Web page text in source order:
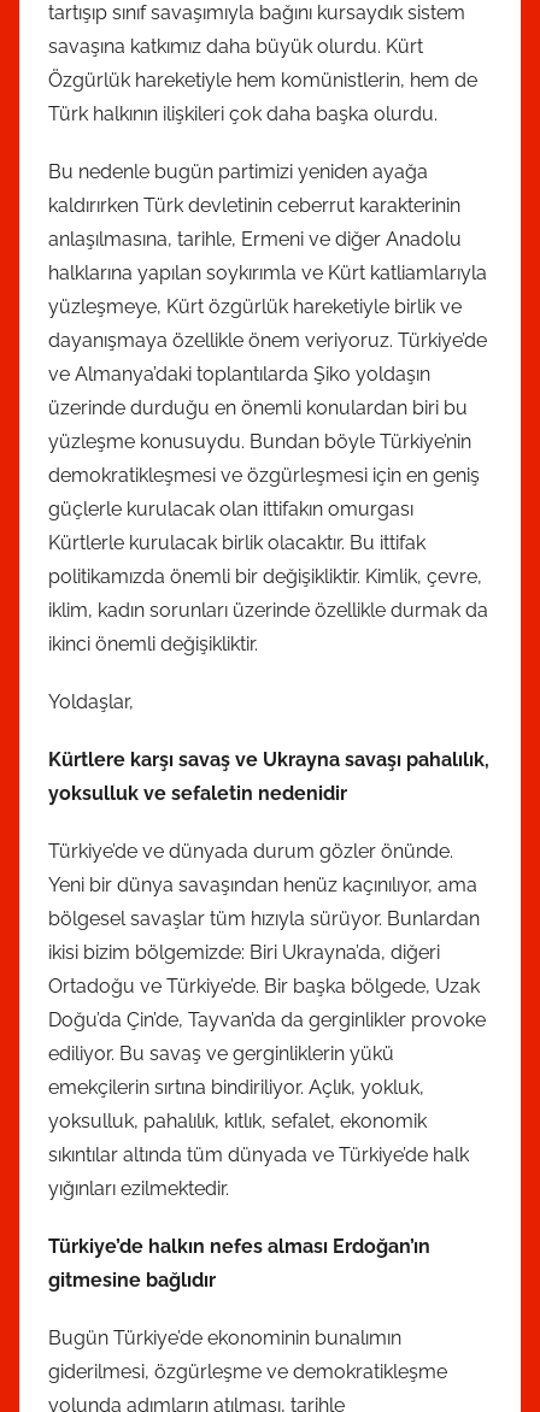
tartışıp sınıf savaşımıyla bağını kursaydık sistem
savaşına katkımız daha büyük olurdu. Kürt
Özgürlük hareketiyle hem komünistlerin, hem de
Türk halkının ilişkileri çok daha başka olurdu.
Bu nedenle bugün partimizi yeniden ayağa
kaldırırken Türk devletinin ceberrut karakterinin
anlaşılmasına, tarihle, Ermeni ve diğer Anadolu
halklarına yapılan soykırımla ve Kürt katliamlarıyla
yüzleşmeye, Kürt özgürlük hareketiyle birlik ve
dayanışmaya özellikle önem veriyoruz. Türkiye’de
ve Almanya’daki toplantılarda Şiko yoldaşın
üzerinde durduğu en önemli konulardan biri bu
yüzleşme konusuydu. Bundan böyle Türkiye’nin
demokratikleşmesi ve özgürleşmesi için en geniş
güçlerle kurulacak olan ittifakın omurgası
Kürtlerle kurulacak birlik olacaktır. Bu ittifak
politikamızda önemli bir değişikliktir. Kimlik, çevre,
iklim, kadın sorunları üzerinde özellikle durmak da
ikinci önemli değişikliktir.
Yoldaşlar,
Kürtlere karşı savaş ve Ukrayna savaşı pahalılık,
yoksulluk ve sefaletin nedenidir
Türkiye’de ve dünyada durum gözler önünde.
Yeni bir dünya savaşından henüz kaçınılıyor, ama
bölgesel savaşlar tüm hızıyla sürüyor. Bunlardan
ikisi bizim bölgemizde: Biri Ukrayna’da, diğeri
Ortadoğu ve Türkiye’de. Bir başka bölgede, Uzak
Doğu’da Çin’de, Tayvan’da da gerginlikler provoke
ediliyor. Bu savaş ve gerginliklerin yükü
emekçilerin sırtına bindiriliyor. Açlık, yokluk,
yoksulluk, pahalılık, kıtlık, sefalet, ekonomik
sıkıntılar altında tüm dünyada ve Türkiye’de halk
yığınları ezilmektedir.
Türkiye’de halkın nefes alması Erdoğan’ın
gitmesine bağlıdır
Bugün Türkiye’de ekonominin bunalımın
giderilmesi, özgürleşme ve demokratikleşme
yolunda adımların atılması, tarihle